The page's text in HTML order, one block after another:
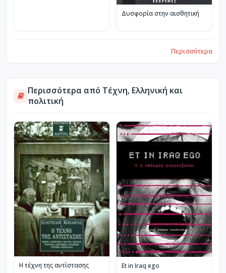
Δυσφορία στην αισθητική
Περισσότερα
Περισσότερα από Τέχνη, Ελληνική και
πολιτική
Η τέχνη της αντίστασης Et in Iraq ego